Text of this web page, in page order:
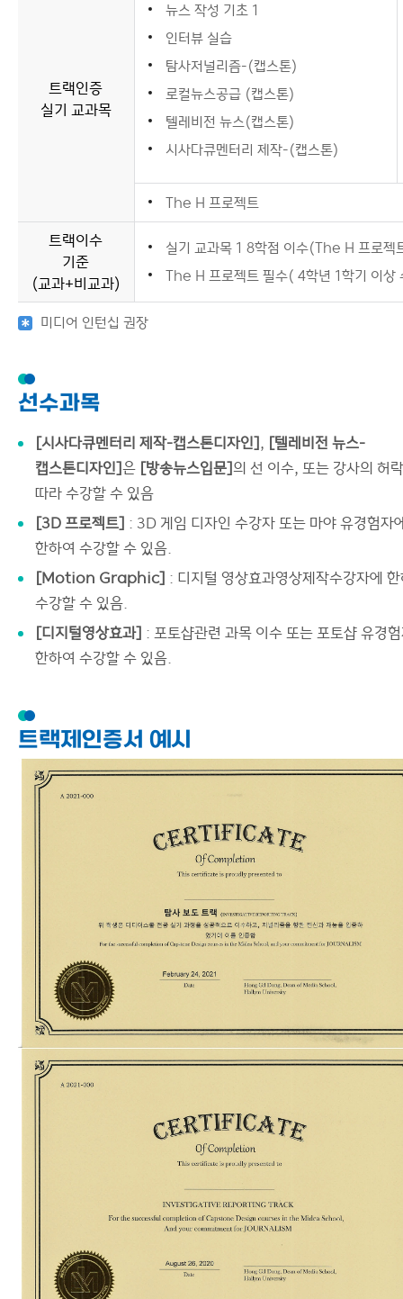
트랙인증
실기 교과목
뉴스 작성 기초 1
인터뷰 실습
탐사저널리즘-(캡스톤)
로컬뉴스공급 (캡스톤)
텔레비전 뉴스(캡스톤)
시사다큐멘터리 제작-(캡스톤)
The H 프로젝트
트랙이수
기준
(교과+비교과)
실기 교과목 1 8학점 이수(The H 프로젝
The H 프로젝트 필수( 4학년 1학기 이상
미디어 인턴십 권장
선수과목
[시사다큐멘터리 제작-캡스톤디자인], [텔레비전 뉴스-
캡스톤디자인]은 [방송뉴스입문]의 선 이수, 또는 강사의 허
따라 수강할 수 있음
[3D 프로젝트] : 3D 게임 디자인 수강자 또는 마야 유경험자
한하여 수강할 수 있음.
[Motion Graphic] : 디지털 영상효과영상제작수강자에
수강할 수 있음.
[디지털영상효과] : 포토샵관련 과목 이수 또는 포토샵 유경
한하여 수강할 수 있음.
트랙제인증서 예시